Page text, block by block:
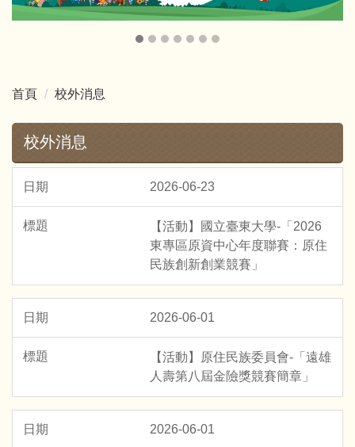
首頁 校外消息
校外消息
2026-06-23
【活動】國立臺東大學-「2026
東專區原資中心年度聯賽：原住
民族創新創業競賽」
2026-06-01
【活動】原住民族委員會-「遠雄
人壽第八屆金險獎競賽簡章」
2026-06-01